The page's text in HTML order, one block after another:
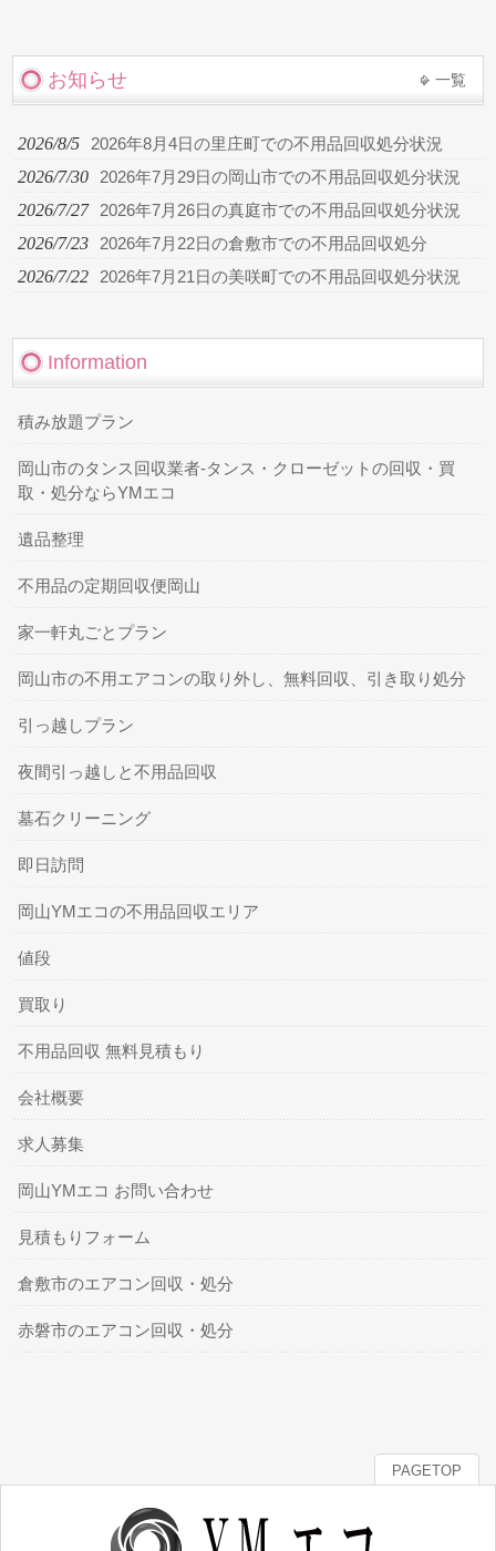
お知らせ 一覧
2026/8/5 2026年8月4日の里庄町での不用品回収処分状況
2026/7/30 2026年7月29日の岡山市での不用品回収処分状況
2026/7/27 2026年7月26日の真庭市での不用品回収処分状況
2026/7/23 2026年7月22日の倉敷市での不用品回収処分
2026/7/22 2026年7月21日の美咲町での不用品回収処分状況
Information
積み放題プラン
岡山市のタンス回収業者-タンス・クローゼットの回収・買
取・処分ならYMエコ
遺品整理
不用品の定期回収便岡山
家一軒丸ごとプラン
岡山市の不用エアコンの取り外し、無料回収、引き取り処分
引っ越しプラン
夜間引っ越しと不用品回収
墓石クリーニング
即日訪問
岡山YMエコの不用品回収エリア
値段
買取り
不用品回収 無料見積もり
会社概要
求人募集
岡山YMエコ お問い合わせ
見積もりフォーム
倉敷市のエアコン回収・処分
赤磐市のエアコン回収・処分
PAGETOP